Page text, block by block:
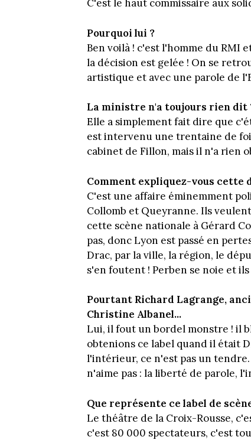
C'est le haut commissaire aux
Pourquoi lui ?
Ben voilà ! c'est l'homme du RMI
la décision est gelée ! On se
artistique et avec une parole de
La ministre n'a toujours rien dit
Elle a simplement fait dire que
est intervenu une trentaine de
cabinet de Fillon, mais il n'a rien
Comment expliquez-vous cette
C'est une affaire éminemment
Collomb et Queyranne. Ils
cette scène nationale à Gérard
pas, donc Lyon est passé en
Drac, par la ville, la région, le
s'en foutent ! Perben se noie et
Pourtant Richard Lagrange,
Christine Albanel...
Lui, il fout un bordel monstre ! il
obtenions ce label quand il était
l'intérieur, ce n'est pas un
n'aime pas : la liberté de parole,
Que représente ce label de
Le théâtre de la Croix-Rousse,
c'est 80 000 spectateurs, c'est